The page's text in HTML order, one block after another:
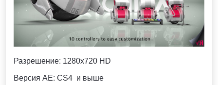
Разрешение: 1280x720 HD
Версия AE: CS4 и выше